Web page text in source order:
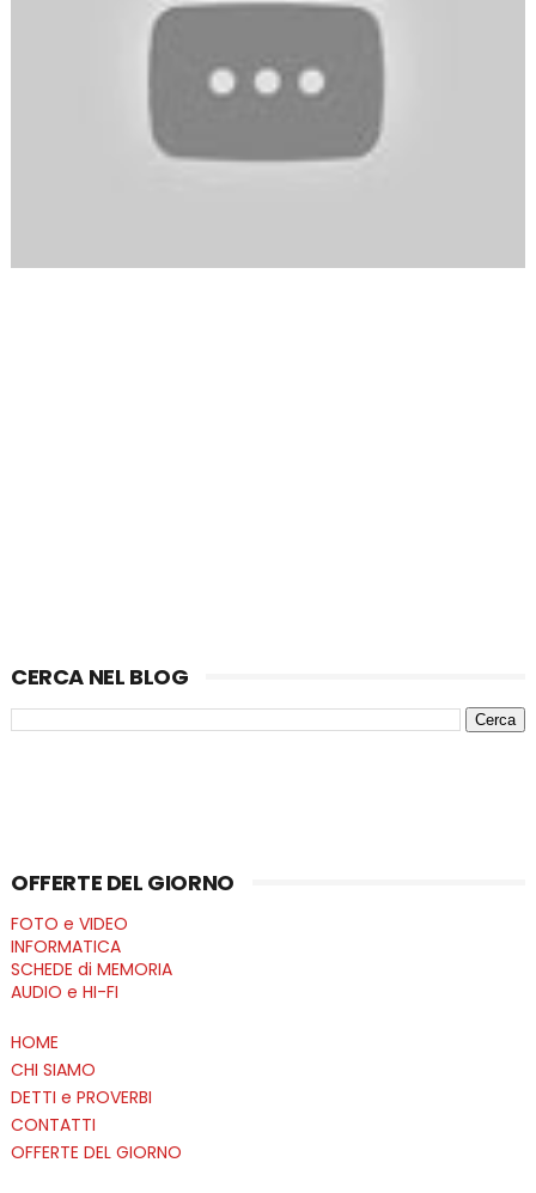
CERCA NEL BLOG
OFFERTE DEL GIORNO
FOTO e VIDEO
INFORMATICA
SCHEDE di MEMORIA
AUDIO e HI-FI
HOME
CHI SIAMO
DETTI e PROVERBI
CONTATTI
OFFERTE DEL GIORNO